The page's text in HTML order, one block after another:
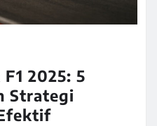
2025: 5
Strategi